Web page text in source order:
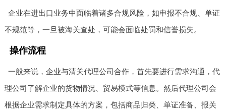
企业在进出口业务中面临着诸多合规风险，如申报不合规、单证
不规范等，一旦被海关查处，可能会面临处罚和信誉损失。
操作流程
一般来说，企业与清关代理公司合作，首先要进行需求沟通，代
理公司了解企业的货物情况、贸易模式等信息。然后代理公司会
根据企业需求制定具体的方案，包括商品归类、单证准备、报关